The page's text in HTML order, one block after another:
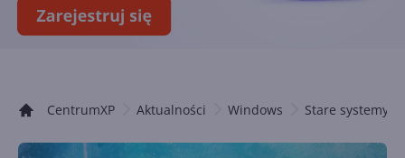
CentrumXP Aktualności Windows Stare systemy